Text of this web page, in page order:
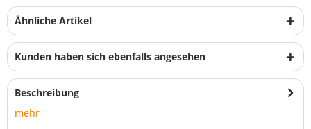
Ähnliche Artikel
Kunden haben sich ebenfalls angesehen
Beschreibung
mehr